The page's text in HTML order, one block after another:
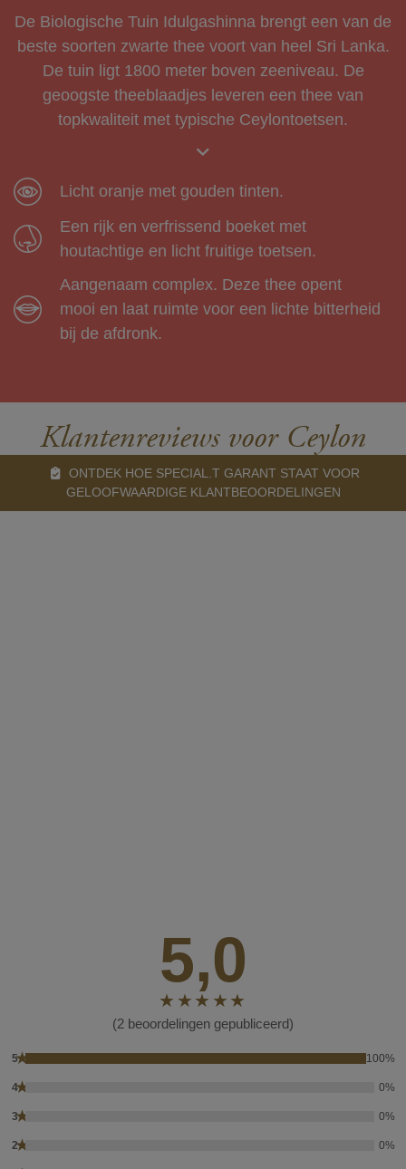
De Biologische Tuin Idulgashinna brengt een van de
beste soorten zwarte thee voort van heel Sri Lanka.
De tuin ligt 1800 meter boven zeeniveau. De
geoogste theeblaadjes leveren een thee van
topkwaliteit met typische Ceylontoetsen.
Licht oranje met gouden tinten.
Een rijk en verfrissend boeket met
houtachtige en licht fruitige toetsen.
Aangenaam complex. Deze thee opent
mooi en laat ruimte voor een lichte bitterheid
bij de afdronk.
Klantenreviews voor Ceylon
ONTDEK HOE SPECIAL.T GARANT STAAT VOOR
GELOOFWAARDIGE KLANTBEOORDELINGEN
5,0
(2 beoordelingen gepubliceerd)
5★ 100%
4★ 0%
3★ 0%
2★ 0%